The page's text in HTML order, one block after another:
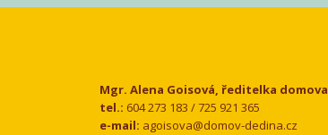
Mgr. Alena Goisová, ředitelka domova
tel.: 604 273 183 / 725 921 365
e-mail: agoisova@domov-dedina.cz